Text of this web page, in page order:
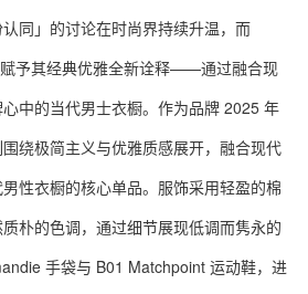
时 尚
球 鞋
生 活
同」的讨论在时尚界持续升温，而
予其经典优雅全新诠释——通过融合现
中的当代男士衣橱。作为品牌 2025 年
绕极简主义与优雅质感展开，融合现代
性衣橱的核心单品。服饰采用轻盈的棉
朴的色调，通过细节展现低调而隽永的
手袋与 B01 Matchpoint 运动鞋，进